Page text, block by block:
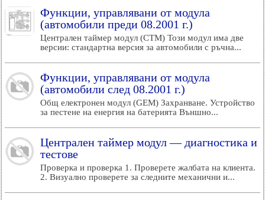
Функции, управлявани от модула
(автомобили преди 08.2001 г.)
Централен таймер модул (CTM) Този модул има две
версии: стандартна версия за автомобили с ръчна...
Функции, управлявани от модула
(автомобили след 08.2001 г.)
Общ електронен модул (GEM) Захранване. Устройство
за пестене на енергия на батерията Външно...
Централен таймер модул — диагностика и
тестове
Проверка и проверка 1. Проверете жалбата на клиента.
2. Визуално проверете за следните механични и...